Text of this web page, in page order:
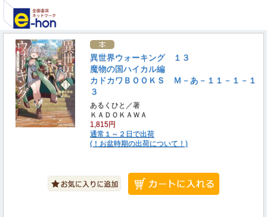
異世界ウォーキング １３
魔物の国ハイカル編
カドカワＢＯＯＫＳ Ｍ－あ－１１－１－１
３
あるくひと／著
ＫＡＤＯＫＡＷＡ
1,815円
通常１～２日で出荷
(！お盆時期の出荷について！)